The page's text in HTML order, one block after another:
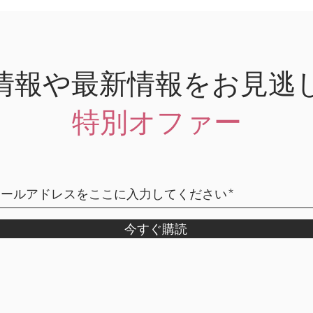
報や最新情報をお見逃
特別オファー
今すぐ購読